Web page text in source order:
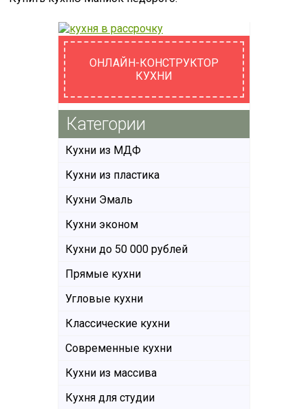
ОНЛАЙН-КОНСТРУКТОР
КУХНИ
Категории
Кухни из МДФ
Кухни из пластика
Кухни Эмаль
Кухни эконом
Кухни до 50 000 рублей
Прямые кухни
Угловые кухни
Классические кухни
Современные кухни
Кухни из массива
Кухня для студии